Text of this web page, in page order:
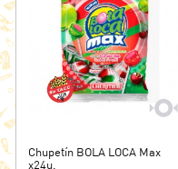
Chupetín BOLA LOCA Max
x24u.